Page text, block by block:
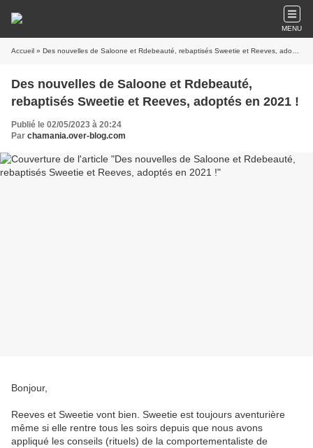
MENU
Accueil » Des nouvelles de Saloone et Rdebeauté, rebaptisés Sweetie et Reeves, adoptés en 2021 !
Des nouvelles de Saloone et Rdebeauté,
rebaptisés Sweetie et Reeves, adoptés en 2021 !
Publié le 02/05/2023 à 20:24
Par chamania.over-blog.com
Bonjour,
Reeves et Sweetie vont bien. Sweetie est toujours aventurière
même si elle rentre tous les soirs depuis que nous avons
appliqué les conseils (rituels) de la comportementaliste de